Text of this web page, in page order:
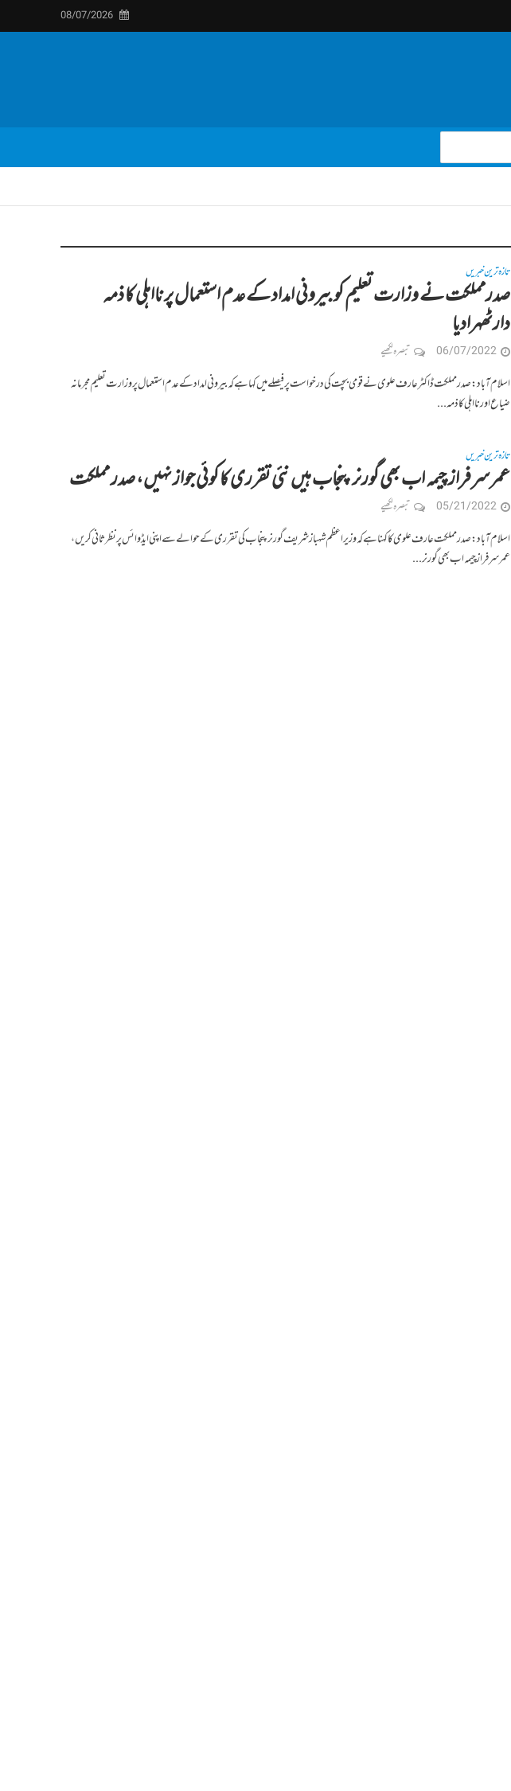
08/07/2026
تازہ ترین خبریں
صدرمملکت نے وزارت تعلیم کو بیرونی امداد کے عدم استعمال پر نااہلی کا ذمہ
دارٹھہرادیا
06/07/2022 تبصرہ لکھیے
اسلام آباد: صدر مملکت ڈاکٹر عارف علوی نے قومی بچت کی درخواست پر فیصلے میں کہا ہے کہ بیرونی امداد کے عدم استعمال پر وزارت تعلیم مجرمانہ
ضیاع اور نااہلی کا ذمہ...
تازہ ترین خبریں
عمر سرفراز چیمہ اب بھی گورنر پنجاب ہیں نئی تقرری کا کوئی جواز نہیں، صدر مملکت
05/21/2022 تبصرہ لکھیے
اسلام آباد: صدر مملکت عارف علوی کا کہنا ہے کہ وزیر اعظم شہباز شریف گورنر پنجاب کی تقرری کے حوالے سے اپنی ایڈوائس پر نظرثانی کریں،
عمر سرفراز چیمہ اب بھی گورنر...